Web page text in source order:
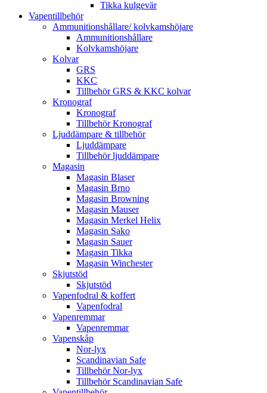
Tikka kulgevär
Vapentillbehör
Ammunitionshållare/ kolvkamshöjare
Ammunitionshållare
Kolvkamshöjare
Kolvar
GRS
KKC
Tillbehör GRS & KKC kolvar
Kronograf
Kronograf
Tillbehör Kronograf
Ljuddämpare & tillbehör
Ljuddämpare
Tillbehör ljuddämpare
Magasin
Magasin Blaser
Magasin Brno
Magasin Browning
Magasin Mauser
Magasin Merkel Helix
Magasin Sako
Magasin Sauer
Magasin Tikka
Magasin Winchester
Skjutstöd
Skjutstöd
Vapenfodral & koffert
Vapenfodral
Vapenremmar
Vapenremmar
Vapenskåp
Nor-lyx
Scandinavian Safe
Tillbehör Nor-lyx
Tillbehör Scandinavian Safe